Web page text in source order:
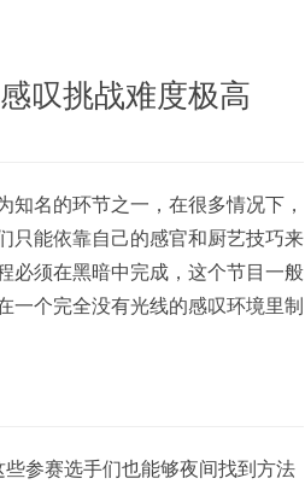
叹挑战难度极高
名的环节之一，在很多情况下，
只能依靠自己的感官和厨艺技巧来
必须在黑暗中完成，这个节目一般
一个完全没有光线的感叹环境里制
参赛选手们也能够夜间找到方法